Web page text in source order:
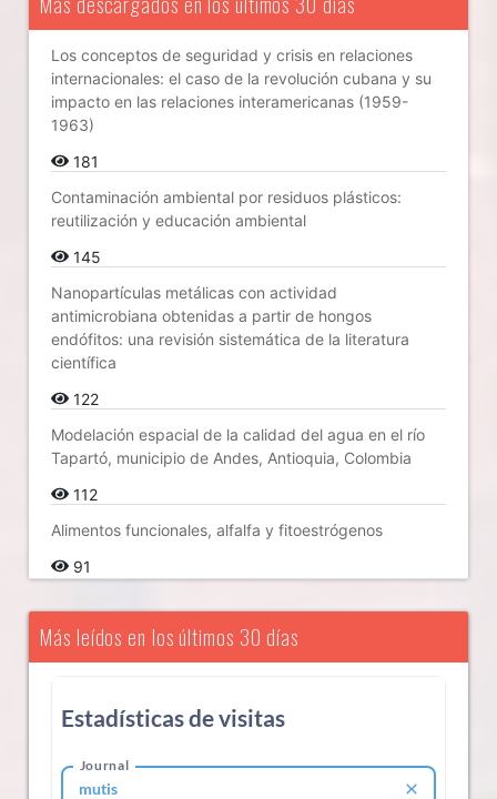
Los conceptos de seguridad y crisis en relaciones
internacionales: el caso de la revolución cubana y su
impacto en las relaciones interamericanas (1959-
1963)
181
Contaminación ambiental por residuos plásticos:
reutilización y educación ambiental
145
Nanopartículas metálicas con actividad
antimicrobiana obtenidas a partir de hongos
endófitos: una revisión sistemática de la literatura
científica
122
Modelación espacial de la calidad del agua en el río
Tapartó, municipio de Andes, Antioquia, Colombia
112
Alimentos funcionales, alfalfa y fitoestrógenos
91
Más leídos en los últimos 30 días